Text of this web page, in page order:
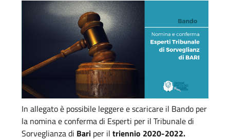
In allegato è possibile leggere e scaricare il Bando per
la nomina e conferma di Esperti per il Tribunale di
Sorveglianza di Bari per il triennio 2020-2022.